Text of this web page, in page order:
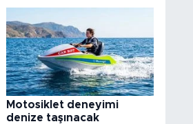
Motosiklet deneyimi
denize taşınacak